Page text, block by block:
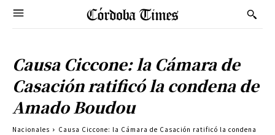
Causa Ciccone: la Cámara de
Casación ratificó la condena de
Amado Boudou
Nacionales
Causa Ciccone: la Cámara de Casación ratificó la condena